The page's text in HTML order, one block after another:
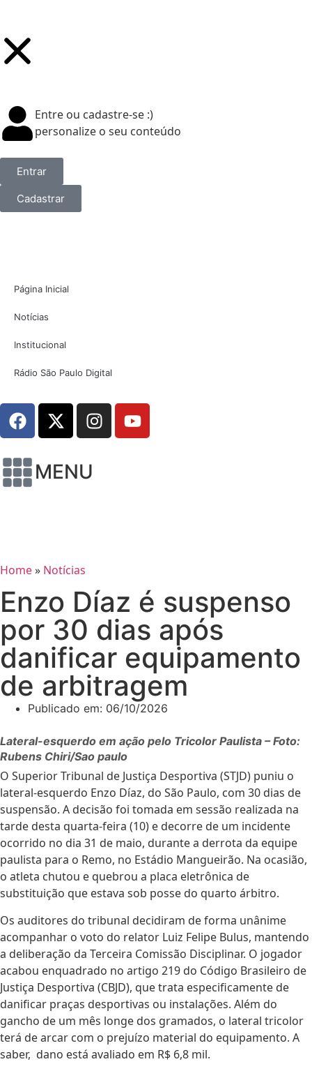
Entre ou cadastre-se :)
personalize o seu conteúdo
Entrar
Cadastrar
Página Inicial
Notícias
Institucional
Rádio São Paulo Digital
MENU
Home» Notícias
Enzo Díaz é suspenso
por 30 dias após
danificar equipamento
de arbitragem
Publicado em: 06/10/2026
Lateral-esquerdo em ação pelo Tricolor Paulista – Foto:
Rubens Chiri/Sao paulo
O Superior Tribunal de Justiça Desportiva (STJD) puniu o
lateral-esquerdo Enzo Díaz, do São Paulo, com 30 dias de
suspensão. A decisão foi tomada em sessão realizada na
tarde desta quarta-feira (10) e decorre de um incidente
ocorrido no dia 31 de maio, durante a derrota da equipe
paulista para o Remo, no Estádio Mangueirão. Na ocasião,
o atleta chutou e quebrou a placa eletrônica de
substituição que estava sob posse do quarto árbitro.
Os auditores do tribunal decidiram de forma unânime
acompanhar o voto do relator Luiz Felipe Bulus, mantendo
a deliberação da Terceira Comissão Disciplinar. O jogador
acabou enquadrado no artigo 219 do Código Brasileiro de
Justiça Desportiva (CBJD), que trata especificamente de
danificar praças desportivas ou instalações. Além do
gancho de um mês longe dos gramados, o lateral tricolor
terá de arcar com o prejuízo material do equipamento. A
saber, dano está avaliado em R$ 6,8 mil.